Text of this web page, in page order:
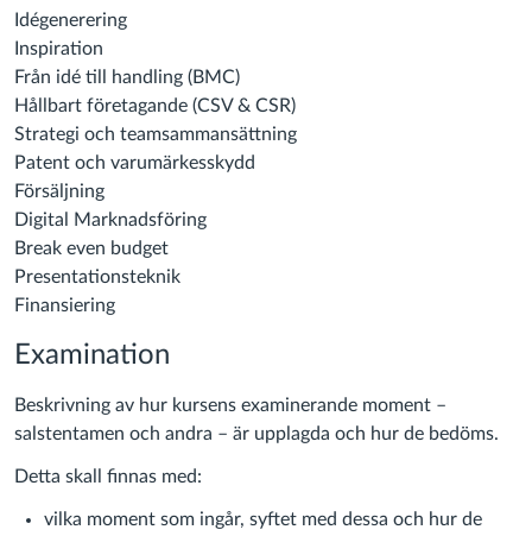
Idégenerering
Inspiration
Från idé till handling (BMC)
Hållbart företagande (CSV & CSR)
Strategi och teamsammansättning
Patent och varumärkesskydd
Försäljning
Digital Marknadsföring
Break even budget
Presentationsteknik
Finansiering
Examination
Beskrivning av hur kursens examinerande moment –
salstentamen och andra – är upplagda och hur de bedöms.
Detta skall finnas med:
vilka moment som ingår, syftet med dessa och hur de